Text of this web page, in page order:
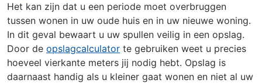
Het kan zijn dat u een periode moet overbruggen
tussen wonen in uw oude huis en in uw nieuwe woning.
In dit geval bewaart u uw spullen veilig in een opslag.
Door de opslagcalculator te gebruiken weet u precies
hoeveel vierkante meters jij nodig hebt. Opslag is
daarnaast handig als u kleiner gaat wonen en niet al uw